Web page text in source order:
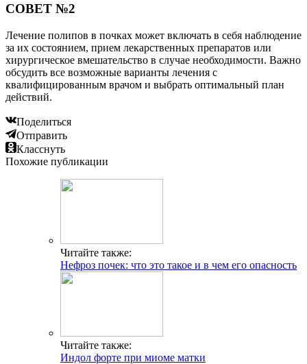
СОВЕТ №2
Лечение полипов в почках может включать в себя наблюдение
за их состоянием, прием лекарственных препаратов или
хирургическое вмешательство в случае необходимости. Важно
обсудить все возможные варианты лечения с
квалифицированным врачом и выбрать оптимальный план
действий.
Поделиться
Отправить
Класснуть
Похожие публикации
Читайте также:
Нефроз почек: что это такое и в чем его опасность
Читайте также:
Индол форте при миоме матки